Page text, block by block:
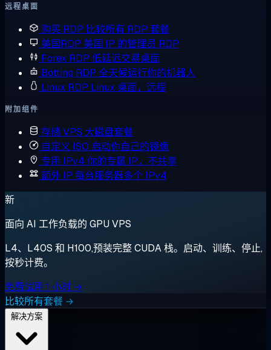
远程桌面
购买 RDP 比较所有 RDP 套餐
美国RDP 美国 IP 的管理员 RDP
Forex RDP 低延迟交易桌面
Botting RDP 全天候运行你的机器人
Linux RDP Linux 桌面，远程
附加组件
存储 VPS 大磁盘套餐
自定义 ISO 启动你自己的镜像
专用 IPv4 你的专属 IP，不共享
额外 IP 每台服务器多个 IPv4
新
面向 AI 工作负载的 GPU VPS
L4、L40S 和 H100,预装完整 CUDA 栈。启动、训练、停止,
按秒计费。
免费试用 1 小时 →
比较所有套餐 →